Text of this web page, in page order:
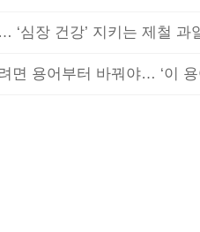
‘심장 건강’ 지키는 제철 과
면 용어부터 바꿔야… ‘이